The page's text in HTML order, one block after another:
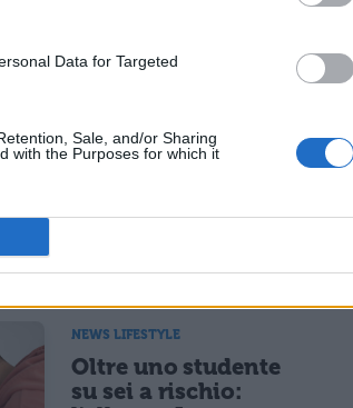
Data for Targeted
Sale, and/or Sharing
with the Purposes for which it
solo) collezioni speciali
con gli occhi a
Non a caso ogni anno del
di fiducia. Altro che
NEWS LIFESTYLE
Oltre uno studente
su sei a rischio: